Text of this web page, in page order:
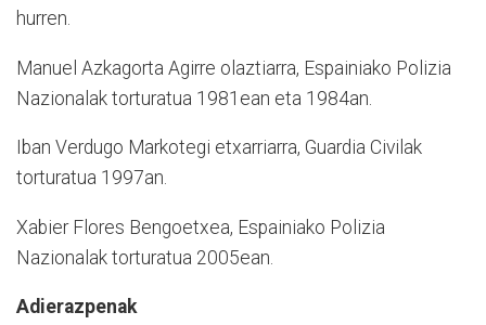
hurren.
Manuel Azkagorta Agirre olaztiarra, Espainiako Polizia
Nazionalak torturatua 1981ean eta 1984an.
Iban Verdugo Markotegi etxarriarra, Guardia Civilak
torturatua 1997an.
Xabier Flores Bengoetxea, Espainiako Polizia
Nazionalak torturatua 2005ean.
Adierazpenak